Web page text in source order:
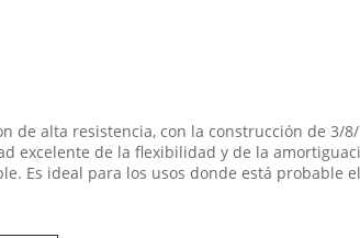
de alta resistencia, con la construcción de
excelente de la flexibilidad y de la
Es ideal para los usos donde está probable